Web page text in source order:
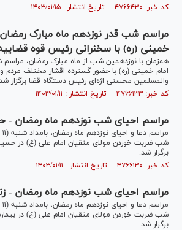
کد خبر: ۴۷۶۶۴۳۰ تاریخ انتشار : ۱۴۰۳/۰۱/۱۵
مراسم شب قدر نوزدهم ماه مبارک
خمینی (ره) با سخنرانی رئیس قوه
همزمان با نوزدهمین شب از ماه مبارک رمضان،
امام خمینی (ره) با حضور گسترده اقشار مختلف مردم
والمسلمین محسنی اژه‌ای رئیس دستگاه قضا برگزار
کد خبر: ۴۷۶۶۱۳۳ تاریخ انتشار : ۱۴۰۳/۰۱/۱۱
مراسم احیای شب نوزدهم ماه رمضان -
شب ضربت خوردن مولای متقیان امام علی (ع) در
برگزار شد.
کد خبر: ۴۷۶۶۱۳۰ تاریخ انتشار : ۱۴۰۳/۰۱/۱۱
مراسم احیای شب نوزدهم ماه رمضان -
شب ضربت خوردن مولای متقیان امام علی (ع) در
برگزار شد.